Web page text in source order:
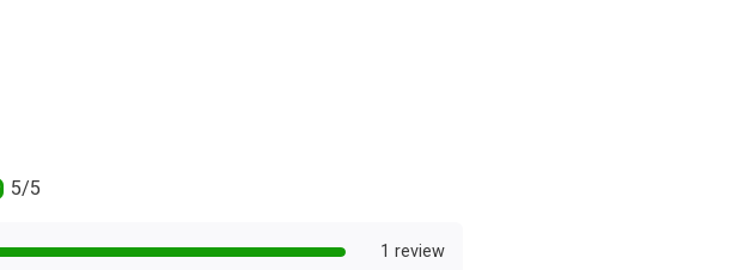
5/5
1 review